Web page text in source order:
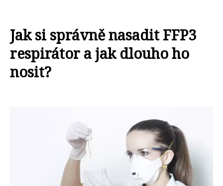
Jak si správně nasadit FFP3
respirátor a jak dlouho ho
nosit?